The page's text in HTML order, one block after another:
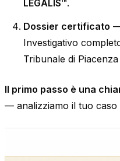
LEGALIS™.
Dossier certificato
Investigativo
Tribunale di
Il primo passo è una
— analizziamo il tuo caso